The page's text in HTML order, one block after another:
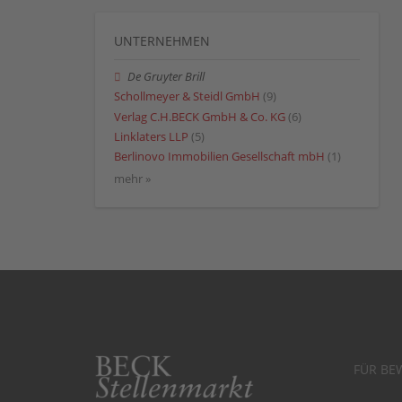
UNTERNEHMEN
De Gruyter Brill
Schollmeyer & Steidl GmbH (9)
Verlag C.H.BECK GmbH & Co. KG (6)
Linklaters LLP (5)
Berlinovo Immobilien Gesellschaft mbH (1)
mehr »
FÜR